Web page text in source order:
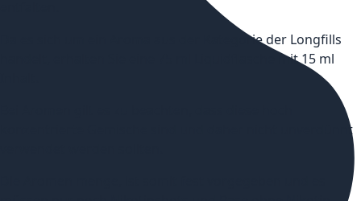
Da es sich um ein Aroma aus der Kategorie der Longfills
handelt, erhalten Sie eine 75 ml Liquidflasche mit 15 ml
konzentrierte Gemische sind und daher nicht unverdünnt